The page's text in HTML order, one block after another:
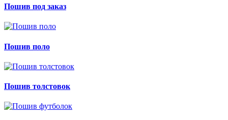
Пошив под заказ
Пошив поло
Пошив толстовок